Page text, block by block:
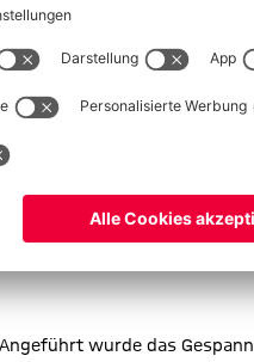
wurde das Gespann